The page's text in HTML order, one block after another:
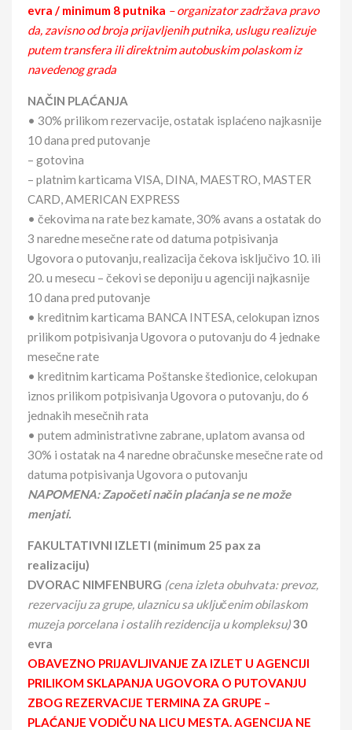
evra / minimum 8 putnika – organizator zadržava pravo
da, zavisno od broja prijavljenih putnika, uslugu realizuje
putem transfera ili direktnim autobuskim polaskom iz
navedenog grada
NAČIN PLAĆANJA
• 30% prilikom rezervacije, ostatak isplaćeno najkasnije
10 dana pred putovanje
– gotovina
– platnim karticama VISA, DINA, MAESTRO, MASTER
CARD, AMERICAN EXPRESS
• čekovima na rate bez kamate, 30% avans a ostatak do
3 naredne mesečne rate od datuma potpisivanja
Ugovora o putovanju, realizacija čekova isključivo 10. ili
20. u mesecu – čekovi se deponiju u agenciji najkasnije
10 dana pred putovanje
• kreditnim karticama BANCA INTESA, celokupan iznos
prilikom potpisivanja Ugovora o putovanju do 4 jednake
mesečne rate
• kreditnim karticama Poštanske štedionice, celokupan
iznos prilikom potpisivanja Ugovora o putovanju, do 6
jednakih mesečnih rata
• putem administrativne zabrane, uplatom avansa od
30% i ostatak na 4 naredne obračunske mesečne rate od
datuma potpisivanja Ugovora o putovanju
NAPOMENA: Započeti način plaćanja se ne može
menjati.
FAKULTATIVNI IZLETI (minimum 25 pax za
realizaciju)
DVORAC NIMFENBURG (cena izleta obuhvata: prevoz,
rezervaciju za grupe, ulaznicu sa uključenim obilaskom
muzeja porcelana i ostalih rezidencija u kompleksu)30
evra
OBAVEZNO PRIJAVLJIVANJE ZA IZLET U AGENCIJI
PRILIKOM SKLAPANJA UGOVORA O PUTOVANJU
ZBOG REZERVACIJE TERMINA ZA GRUPE –
PLAĆANJE VODIČU NA LICU MESTA. AGENCIJA NE